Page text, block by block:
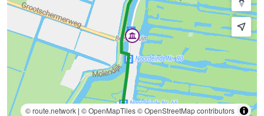
© route.network | © OpenMapTiles© OpenStreetMap contributors